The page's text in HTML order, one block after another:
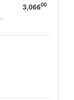
3,06600